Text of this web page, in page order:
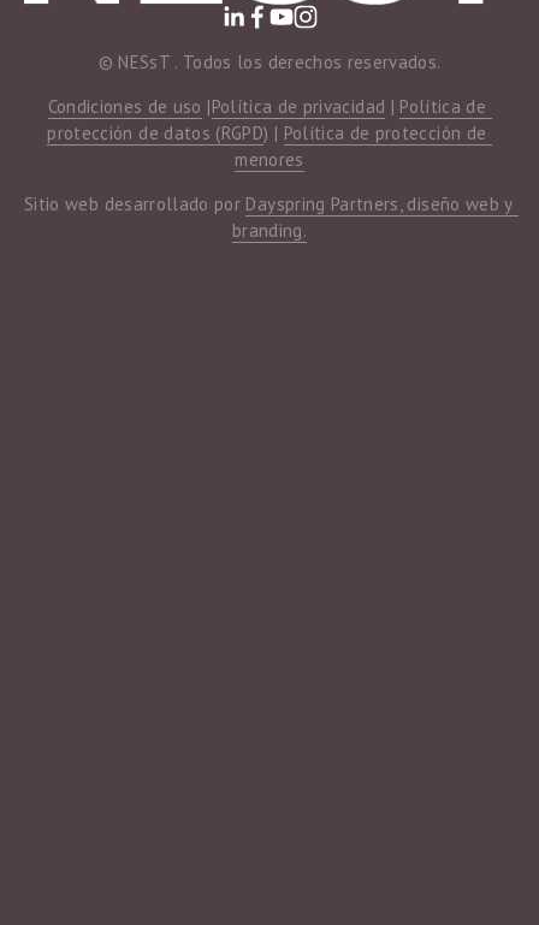
© NESsT . Todos los derechos reservados.
Condiciones de uso |Política de privacidad | Política de
protección de datos (RGPD) | Política de protección de
menores
Sitio web desarrollado por Dayspring Partners, diseño web y
branding.